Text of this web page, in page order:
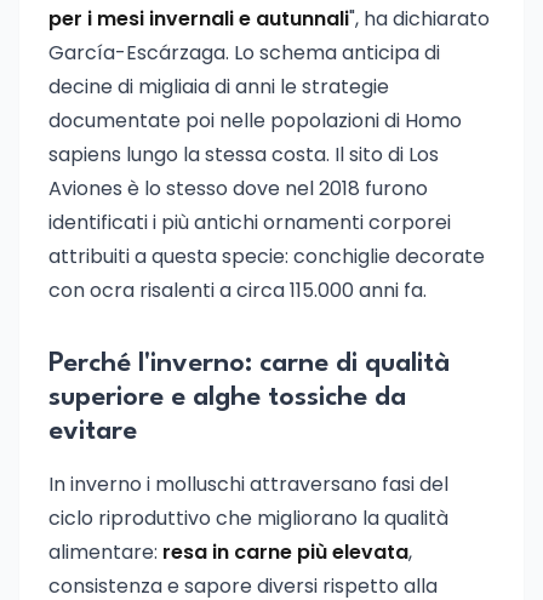
per i mesi invernali e autunnali", ha dichiarato
García-Escárzaga. Lo schema anticipa di
decine di migliaia di anni le strategie
documentate poi nelle popolazioni di Homo
sapiens lungo la stessa costa. Il sito di Los
Aviones è lo stesso dove nel 2018 furono
identificati i più antichi ornamenti corporei
attribuiti a questa specie: conchiglie decorate
con ocra risalenti a circa 115.000 anni fa.
Perché l'inverno: carne di qualità
superiore e alghe tossiche da
evitare
In inverno i molluschi attraversano fasi del
ciclo riproduttivo che migliorano la qualità
alimentare: resa in carne più elevata,
consistenza e sapore diversi rispetto alla